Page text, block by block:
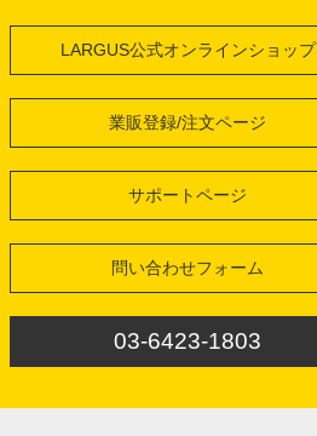
LARGUS公式オンラインショップ
業販登録/注文ページ
サポートページ
問い合わせフォーム
03-6423-1803